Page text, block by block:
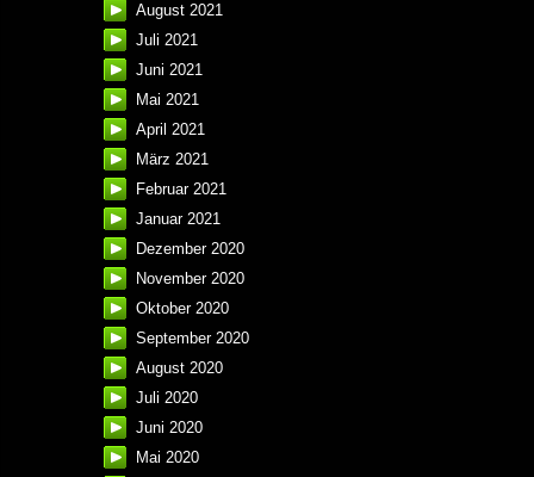
August 2021
Juli 2021
Juni 2021
Mai 2021
April 2021
März 2021
Februar 2021
Januar 2021
Dezember 2020
November 2020
Oktober 2020
September 2020
August 2020
Juli 2020
Juni 2020
Mai 2020